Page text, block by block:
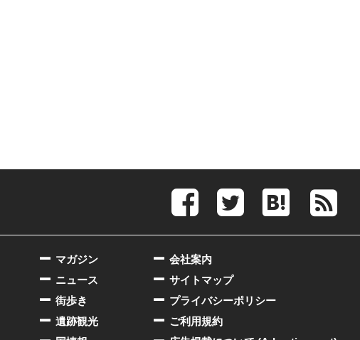
会社案内
サイトマップ
プライバシーポリシー
ご利用規約
マガジン
ニュース
街歩き
遺跡観光